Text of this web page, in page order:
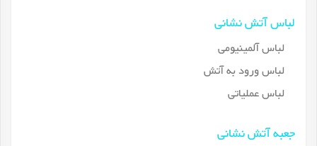
لباس آتش نشانی
لباس آلمینیومی
لباس ورود به آتش
لباس عملیاتی
جعبه آتش نشانی